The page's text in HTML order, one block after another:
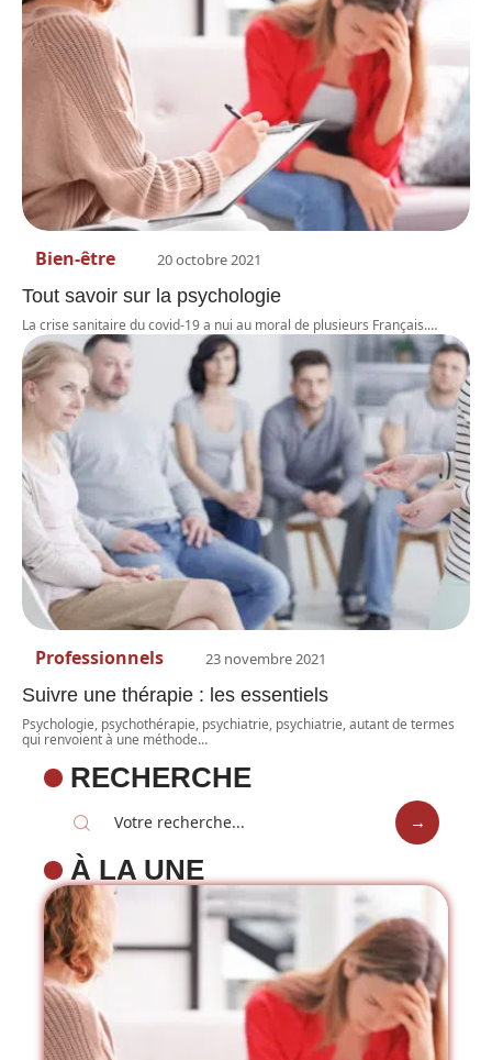
Bien-être 20 octobre 2021
Tout savoir sur la psychologie
La crise sanitaire du covid-19 a nui au moral de plusieurs Français.…
Professionnels 23 novembre 2021
Suivre une thérapie : les essentiels
Psychologie, psychothérapie, psychiatrie, psychiatrie, autant de termes
qui renvoient à une méthode…
RECHERCHE
À LA UNE